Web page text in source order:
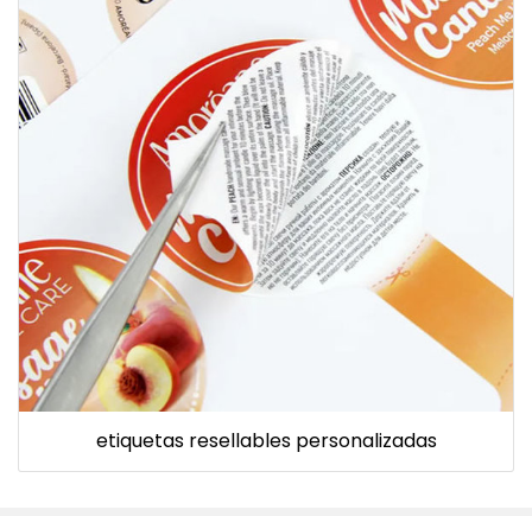
etiquetas resellables personalizadas